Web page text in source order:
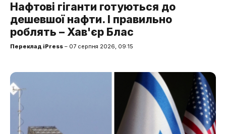
Нафтові гіганти готуються до
дешевшої нафти. І правильно
роблять – Хав'єр Блас
Переклад iPress – 07 серпня 2026, 09:15